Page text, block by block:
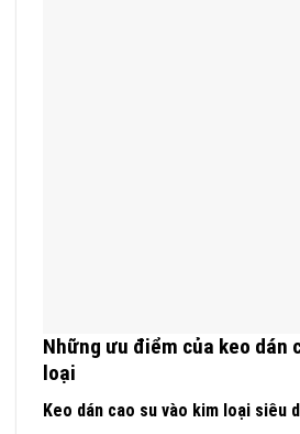
Những ưu điểm của keo dán
loại
Keo dán cao su vào kim loại siêu